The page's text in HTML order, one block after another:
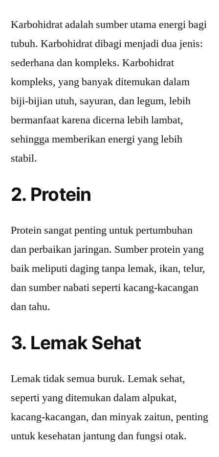
Karbohidrat adalah sumber utama energi bagi
tubuh. Karbohidrat dibagi menjadi dua jenis:
sederhana dan kompleks. Karbohidrat
kompleks, yang banyak ditemukan dalam
biji-bijian utuh, sayuran, dan legum, lebih
bermanfaat karena dicerna lebih lambat,
sehingga memberikan energi yang lebih
stabil.
2. Protein
Protein sangat penting untuk pertumbuhan
dan perbaikan jaringan. Sumber protein yang
baik meliputi daging tanpa lemak, ikan, telur,
dan sumber nabati seperti kacang-kacangan
dan tahu.
3. Lemak Sehat
Lemak tidak semua buruk. Lemak sehat,
seperti yang ditemukan dalam alpukat,
kacang-kacangan, dan minyak zaitun, penting
untuk kesehatan jantung dan fungsi otak.